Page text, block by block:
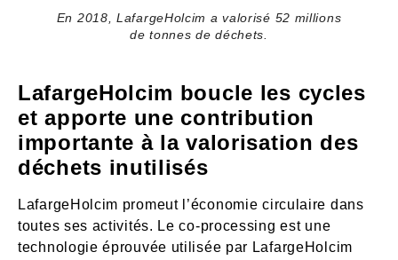
En 2018, LafargeHolcim a valorisé 52 millions
de tonnes de déchets.
LafargeHolcim boucle les cycles
et apporte une contribution
importante à la valorisation des
déchets inutilisés
LafargeHolcim promeut l’économie circulaire dans
toutes ses activités. Le co-processing est une
technologie éprouvée utilisée par LafargeHolcim